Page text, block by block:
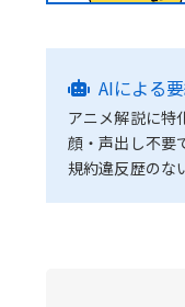
AIによる
アニメ解説に特
顔・声出し不要
規約違反歴のな